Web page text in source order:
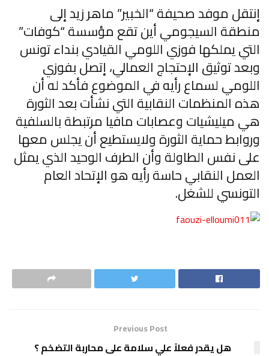
إنتقل موفد صحيفة “الخبير” ماهر زيد إلى
منطقة السيجومي أين تقع مؤسسة “كوفات”
التي يملكها فوزي اللومي القيادي بنداء تونس
وبعد توثيق الإحتجاج العمالي، إتصل بفوزي
اللومي لسماع رأيه في الموضوع فأكد له أن
هذه المنظمات النقابية التي نشأت بعد الثورة
هي ميليشيات وعصابات مافيا مرتبطة بالسلفية
وروابط حماية الثورة ولايستطيع أن يجلس معها
على نفس الطاولة وأن الطرف الوحيد الذي يمثل
العمل النقابي حاسة رأيه هو الإتحاد العام
التونسي للشغل.
Previous Post
هل يقدر فعلاً علي سلامة على محاربة التضخم ؟